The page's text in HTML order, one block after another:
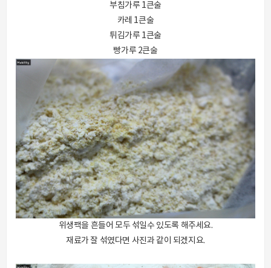
부침가루 1큰술
카레 1큰술
튀김가루 1큰술
빵가루 2큰술
위생팩을 흔들어 모두 섞일수 있도록 해주세요.
재료가 잘 섞였다면 사진과 같이 되겠지요.